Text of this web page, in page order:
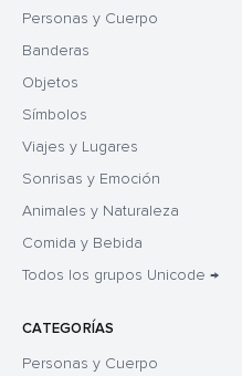
Personas y Cuerpo
Banderas
Objetos
Símbolos
Viajes y Lugares
Sonrisas y Emoción
Animales y Naturaleza
Comida y Bebida
Todos los grupos Unicode →
CATEGORÍAS
Personas y Cuerpo